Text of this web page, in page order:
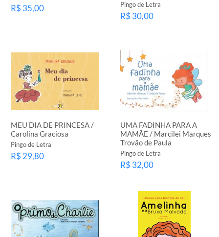
R$ 35,00 Pingo de Letra
R$ 30,00
MEU DIA DE PRINCESA /
Carolina Graciosa
Pingo de Letra
R$ 29,80
UMA FADINHA PARA A
MAMÃE / Marcilei Marques
Trovão de Paula
Pingo de Letra
R$ 32,00